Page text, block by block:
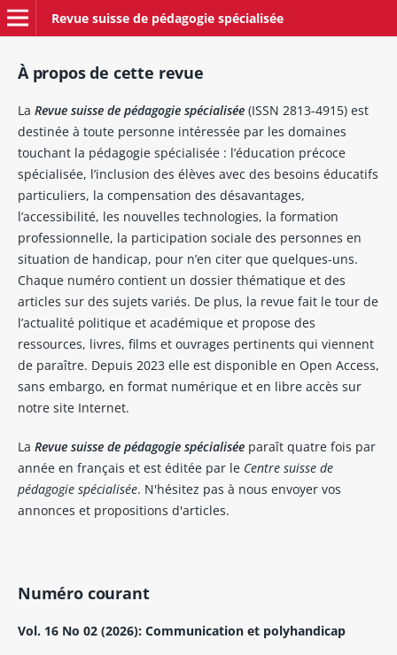
Revue suisse de pédagogie spécialisée
À propos de cette revue
La Revue suisse de pédagogie spécialisée(ISSN 2813-4915) est
destinée à toute personne intéressée par les domaines
touchant la pédagogie spécialisée : l’éducation précoce
spécialisée, l’inclusion des élèves avec des besoins éducatifs
particuliers, la compensation des désavantages,
l’accessibilité, les nouvelles technologies, la formation
professionnelle, la participation sociale des personnes en
situation de handicap, pour n’en citer que quelques-uns.
Chaque numéro contient un dossier thématique et des
articles sur des sujets variés. De plus, la revue fait le tour de
l’actualité politique et académique et propose des
ressources, livres, films et ouvrages pertinents qui viennent
de paraître. Depuis 2023 elle est disponible en Open Access,
sans embargo, en format numérique et en libre accès sur
notre site Internet.
La Revue suisse de pédagogie spécialiséeparaît quatre fois par
année en français et est éditée par le Centre suisse de
pédagogie spécialisée. N'hésitez pas à nous envoyer vos
annonces et propositions d'articles.
Numéro courant
Vol. 16 No 02 (2026): Communication et polyhandicap